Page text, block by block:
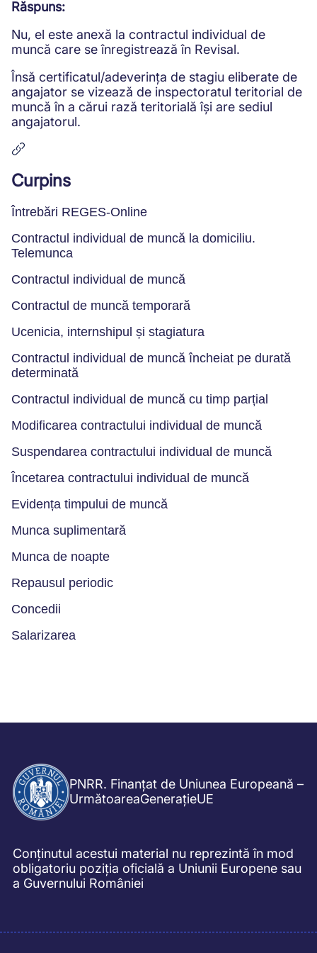
Răspuns:
Nu, el este anexă la contractul individual de
muncă care se înregistrează în Revisal.
Însă certificatul/adeverința de stagiu eliberate de
angajator se vizează de inspectoratul teritorial de
muncă în a cărui rază teritorială își are sediul
angajatorul.
Curpins
Întrebări REGES-Online
Contractul individual de muncă la domiciliu.
Telemunca
Contractul individual de muncă
Contractul de muncă temporară
Ucenicia, internshipul și stagiatura
Contractul individual de muncă încheiat pe durată
determinată
Contractul individual de muncă cu timp parțial
Modificarea contractului individual de muncă
Suspendarea contractului individual de muncă
Încetarea contractului individual de muncă
Evidența timpului de muncă
Munca suplimentară
Munca de noapte
Repausul periodic
Concedii
Salarizarea
PNRR. Finanțat de Uniunea Europeană –
UrmătoareaGenerațieUE
Conținutul acestui material nu reprezintă în mod
obligatoriu poziția oficială a Uniunii Europene sau
a Guvernului României